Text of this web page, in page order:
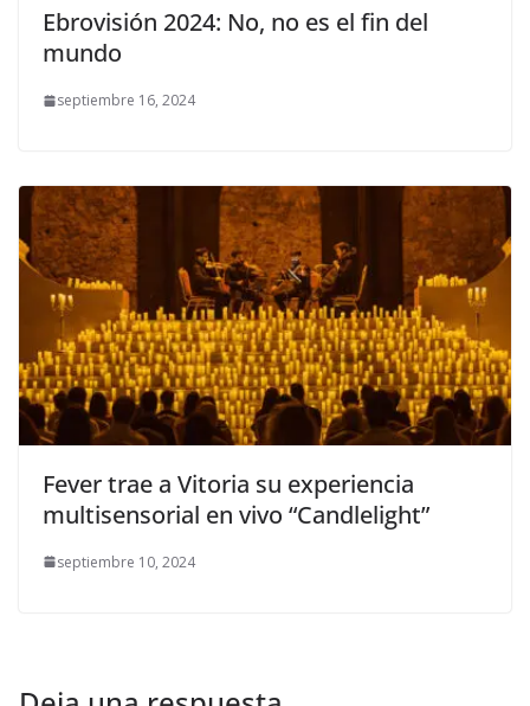
Ebrovisión 2024: No, no es el fin del
mundo
septiembre 16, 2024
Fever trae a Vitoria su experiencia
multisensorial en vivo “Candlelight”
septiembre 10, 2024